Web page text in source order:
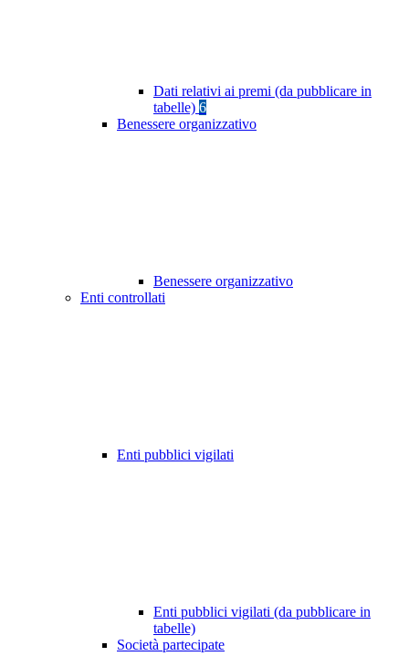
Dati relativi ai premi (da pubblicare in
tabelle) 6
Benessere organizzativo
Benessere organizzativo
Enti controllati
Enti pubblici vigilati
Enti pubblici vigilati (da pubblicare in
tabelle)
Società partecipate